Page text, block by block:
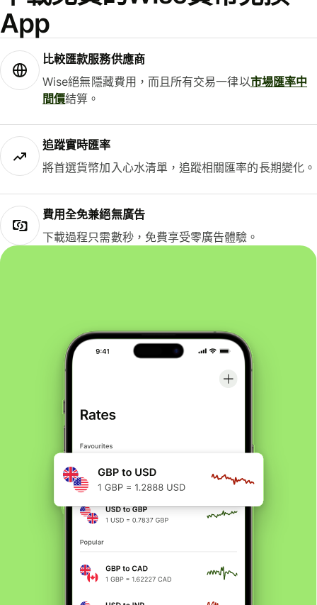
App
比較匯款服務供應商
Wise絕無隱藏費用，而且所有交易一律以市場匯率中
間價結算。
追蹤實時匯率
將首選貨幣加入心水清單，追蹤相關匯率的長期變化。
費用全免兼絕無廣告
下載過程只需數秒，免費享受零廣告體驗。